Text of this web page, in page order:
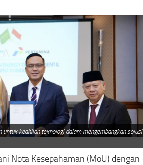
untuk keahlian teknologi dalam mengembangkan solusi
Nota Kesepahaman (MoU) dengan